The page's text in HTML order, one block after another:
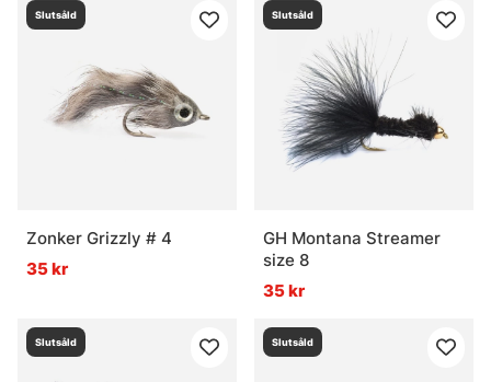
Slutsåld
Zonker Grizzly # 4
35 kr
Slutsåld
GH Montana Streamer
size 8
35 kr
Slutsåld Slutsåld